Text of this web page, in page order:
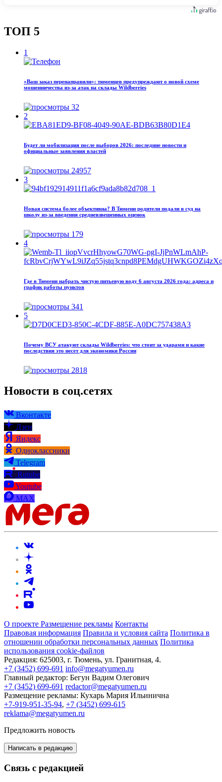
ТОП 5
1
«Ваш заказ перенаправили»: тюменцев предупреждают о новой схеме
мошенничества из-за атак на склады Wildberries
32
2
Будет ли мобилизация после выборов 2026: последние новости и
официальные заявления властей
24957
3
Новая система более объективна? В Тюмени родители подали в суд на
школу из‑за введения средневзвешенных оценок
179
4
Где в Тюмени набрать чистую питьевую воду 6 августа 2026 года: адреса и
график работы пунктов
341
5
Почему ВСУ атакуют склады Wildberries: что стоит за ударами и какие
последствия это несет для экономики России
2818
Новости в соц.сетях
Вконтакте
Дзен
Яндекс
Одноклассники
Telegram
Rutube
Youtube
MAX
О проекте Размещение рекламы Контакты
Правовая информация Правила и условия сайта Политика в
отношении обработки персональных данных Политика
использования cookie-файлов
Редакция: 625003, г. Тюмень, ул. Гранитная, 4.
+7 (3452) 699-691 info@megatyumen.ru
Главный редактор: Бегун Вадим Олегович
+7 (3452) 699-691 redactor@megatyumen.ru
Размещение рекламы: Кухарь Мария Ильинична
+7-919-951-35-94, +7 (3452) 699-615
reklama@megatyumen.ru
Предложить новость
Написать в редакцию
Связь с редакцией